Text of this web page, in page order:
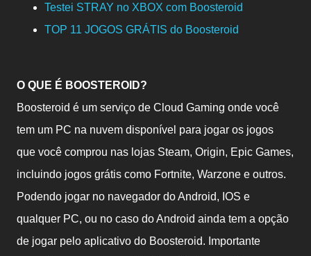
Testei STRAY no XBOX com Boosteroid
TOP 11 JOGOS GRÁTIS do Boosteroid
O QUE É BOOSTEROID?
Boosteroid é um serviço de Cloud Gaming onde você
tem um PC na nuvem disponível para jogar os jogos
que você comprou nas lojas Steam, Origin, Epic Games,
incluindo jogos grátis como Fortnite, Warzone e outros.
Podendo jogar no navegador do Android, IOS e
qualquer PC, ou no caso do Android ainda tem a opção
de jogar pelo aplicativo do Boosteroid. Importante